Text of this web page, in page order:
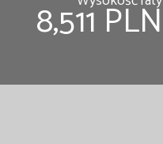
8,511 PLN